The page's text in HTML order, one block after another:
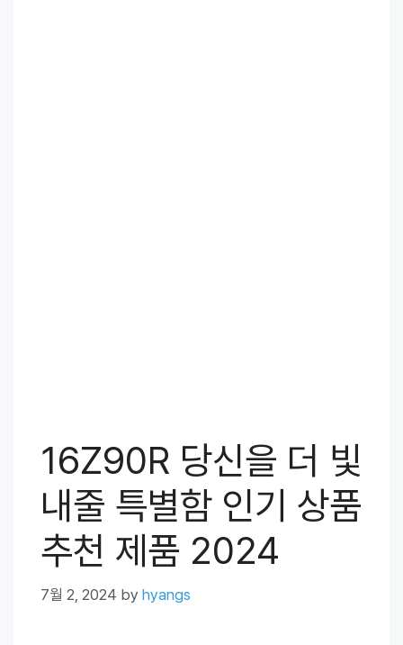
16Z90R 당신을 더 빛
내줄 특별함 인기 상품
추천 제품 2024
7월 2, 2024 by hyangs